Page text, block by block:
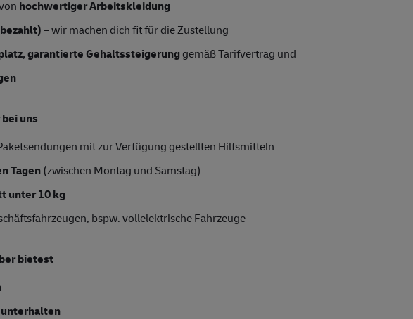
hochwertiger Arbeitskleidung
– wir machen dich fit für die Zustellung
garantierte Gehaltssteigerung gemäß Tarifvertrag und
uns
mit zur Verfügung gestellten Hilfsmitteln
Tagen(zwischen Montag und Samstag)
unter 10 kg
bspw. vollelektrische Fahrzeuge
bietest
unterhalten